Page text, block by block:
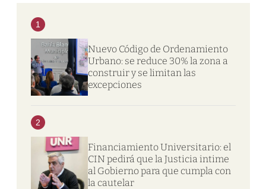
1
Nuevo Código de Ordenamiento
Urbano: se reduce 30% la zona a
construir y se limitan las
excepciones
2
Financiamiento Universitario: el
CIN pedirá que la Justicia intime
al Gobierno para que cumpla con
la cautelar